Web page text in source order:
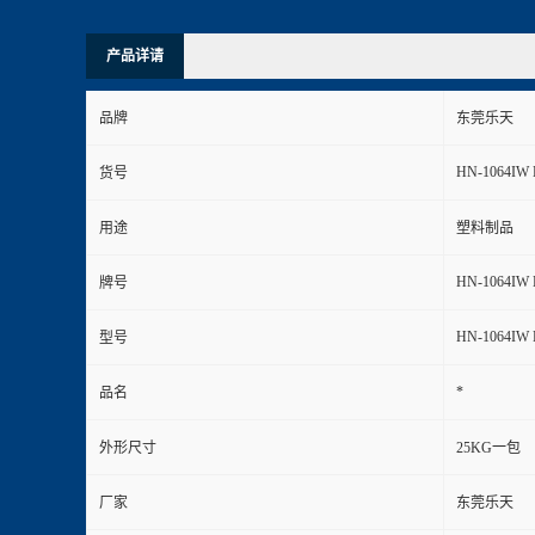
产品详请
品牌 东莞乐天
货号 HN-1064IW
用途 塑料制品
牌号 HN-1064IW
型号 HN-1064IW
品名 *
外形尺寸 25KG一包
厂家 东莞乐天